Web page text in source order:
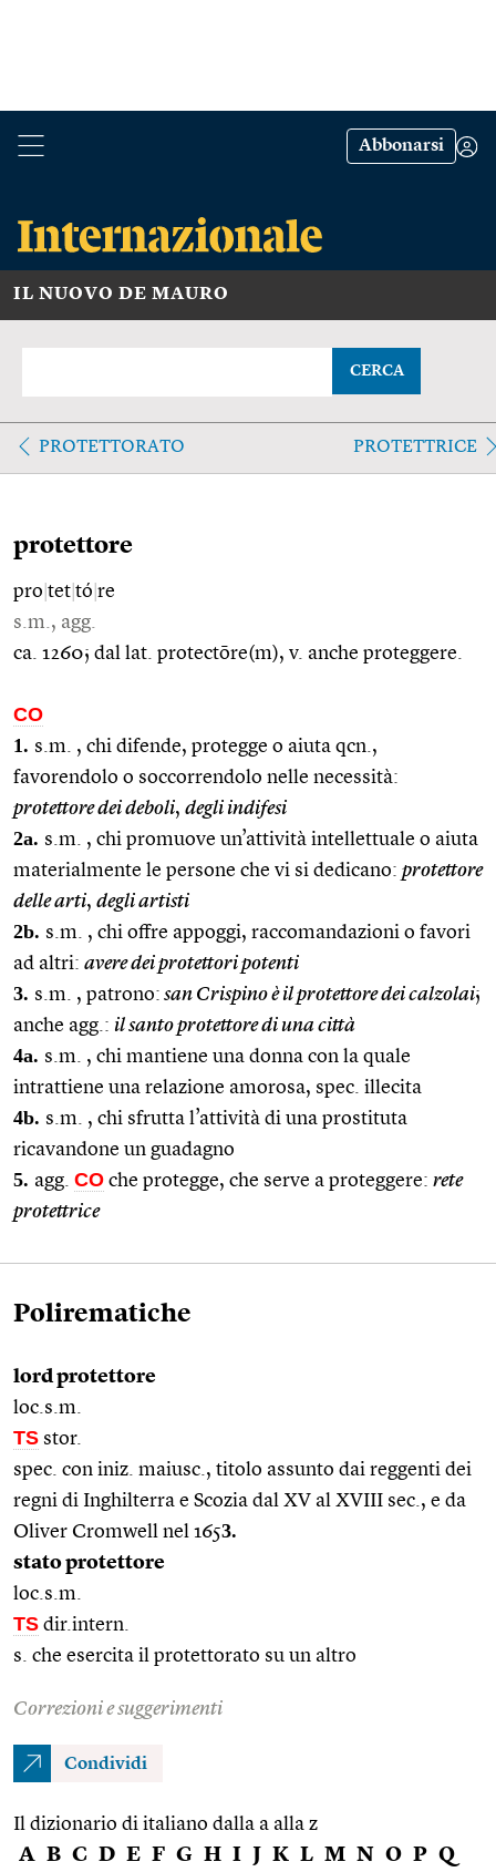
Abbonarsi
IL NUOVO DE MAURO
CERCA
PROTETTORATO PROTETTRICE
protettore
pro tet tó re
s.m., agg.
ca. 1260; dal lat. protectōre(m), v. anche proteggere.
CO
1. s.m. , chi difende, protegge o aiuta qcn.,
favorendolo o soccorrendolo nelle necessità:
protettore dei deboli, degli indifesi
2a. s.m. , chi promuove un’attività intellettuale o aiuta
materialmente le persone che vi si dedicano: protettore
delle arti, degli artisti
2b. s.m. , chi offre appoggi, raccomandazioni o favori
ad altri: avere dei protettori potenti
3. s.m. , patrono: san Crispino è il protettore dei calzolai;
anche agg.: il santo protettore di una città
4a. s.m. , chi mantiene una donna con la quale
intrattiene una relazione amorosa, spec. illecita
4b. s.m. , chi sfrutta l’attività di una prostituta
ricavandone un guadagno
5. agg. CO che protegge, che serve a proteggere: rete
protettrice
Polirematiche
lord protettore
loc.s.m.
TS stor.
spec. con iniz. maiusc., titolo assunto dai reggenti dei
regni di Inghilterra e Scozia dal XV al XVIII sec., e da
Oliver Cromwell nel 1653.
stato protettore
loc.s.m.
TS dir.intern.
s. che esercita il protettorato su un altro
Correzioni e suggerimenti
Condividi
Il dizionario di italiano dalla a alla z
A B C D E F G H I J K L M N O P Q